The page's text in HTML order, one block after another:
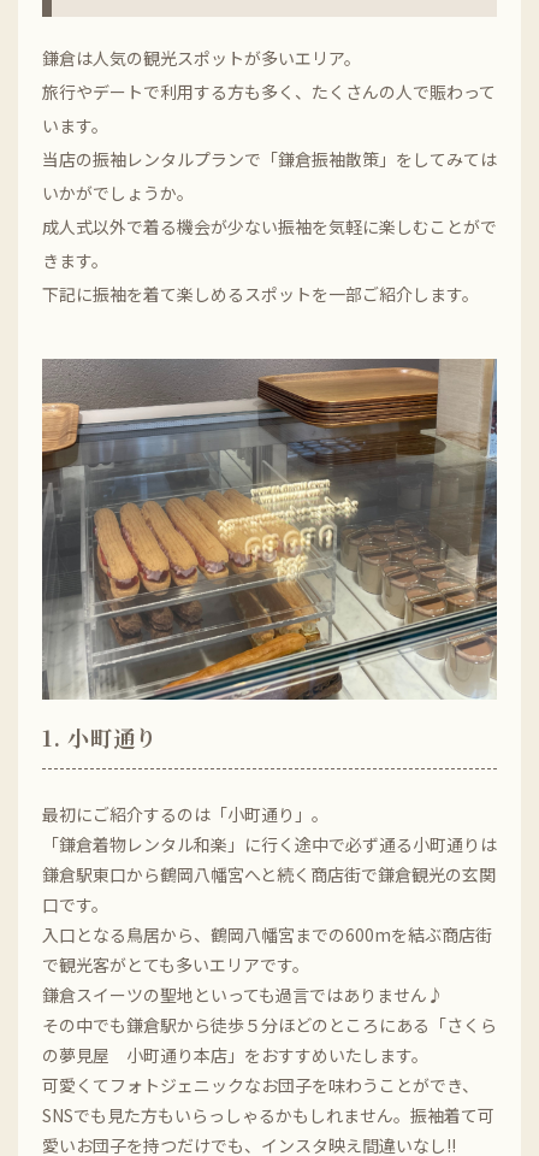
鎌倉は人気の観光スポットが多いエリア。
旅行やデートで利用する方も多く、たくさんの人で賑わって
います。
当店の振袖レンタルプランで「鎌倉振袖散策」をしてみては
いかがでしょうか。
成人式以外で着る機会が少ない振袖を気軽に楽しむことがで
きます。
下記に振袖を着て楽しめるスポットを一部ご紹介します。
1. 小町通り
最初にご紹介するのは「小町通り」。
「鎌倉着物レンタル和楽」に行く途中で必ず通る小町通りは
鎌倉駅東口から鶴岡八幡宮へと続く商店街で鎌倉観光の玄関
口です。
入口となる鳥居から、鶴岡八幡宮までの600mを結ぶ商店街
で観光客がとても多いエリアです。
鎌倉スイーツの聖地といっても過言ではありません♪
その中でも鎌倉駅から徒歩５分ほどのところにある「さくら
の夢見屋 小町通り本店」をおすすめいたします。
可愛くてフォトジェニックなお団子を味わうことができ、
SNSでも見た方もいらっしゃるかもしれません。振袖着て可
愛いお団子を持つだけでも、インスタ映え間違いなし!!